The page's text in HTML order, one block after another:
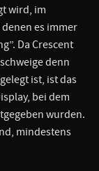
wird, im
es immer
Da Crescent
denn
ist, ist das
bei dem
wurden.
mindestens